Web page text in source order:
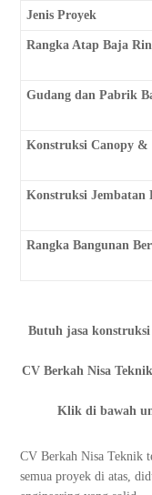
Jenis Proyek
Rangka Atap Baja
Gudang dan Pabrik
Konstruksi Canopy
Konstruksi Jembatan
Rangka Bangunan
Butuh jasa
CV Berkah Nisa
Klik di bawah
CV Berkah Nisa Teknik
semua proyek di atas,